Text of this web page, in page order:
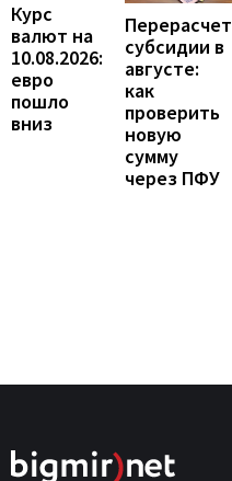
Курс
валют на
10.08.2026:
евро
пошло
вниз
Перерасчет
субсидии в
августе:
как
проверить
новую
сумму
через ПФУ